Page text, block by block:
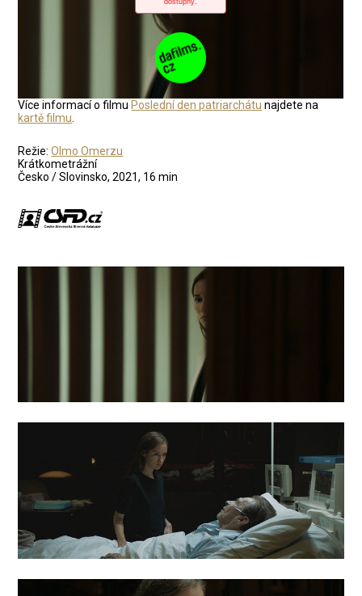
Více informací o filmu Poslední den patriarchátu najdete na
kartě filmu
Režie:Olmo Omerzu
Krátkometrážní
Česko / Slovinsko, 2021, 16 min